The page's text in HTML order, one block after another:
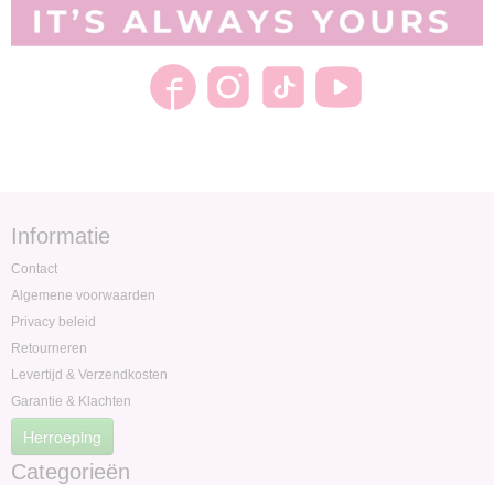
Informatie
Contact
Algemene voorwaarden
Privacy beleid
Retourneren
Levertijd & Verzendkosten
Garantie & Klachten
Herroeping
Categorieën